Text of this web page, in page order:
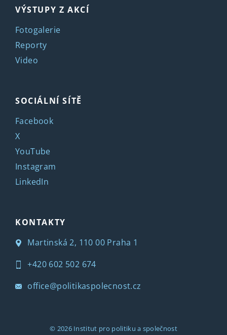
VÝSTUPY Z AKCÍ
Fotogalerie
Reporty
Video
SOCIÁLNÍ SÍTĚ
Facebook
X
YouTube
Instagram
LinkedIn
KONTAKTY
Martinská 2, 110 00 Praha 1
+420 602 502 674
office@politikaspolecnost.cz
© 2026 Institut pro politiku a společnost